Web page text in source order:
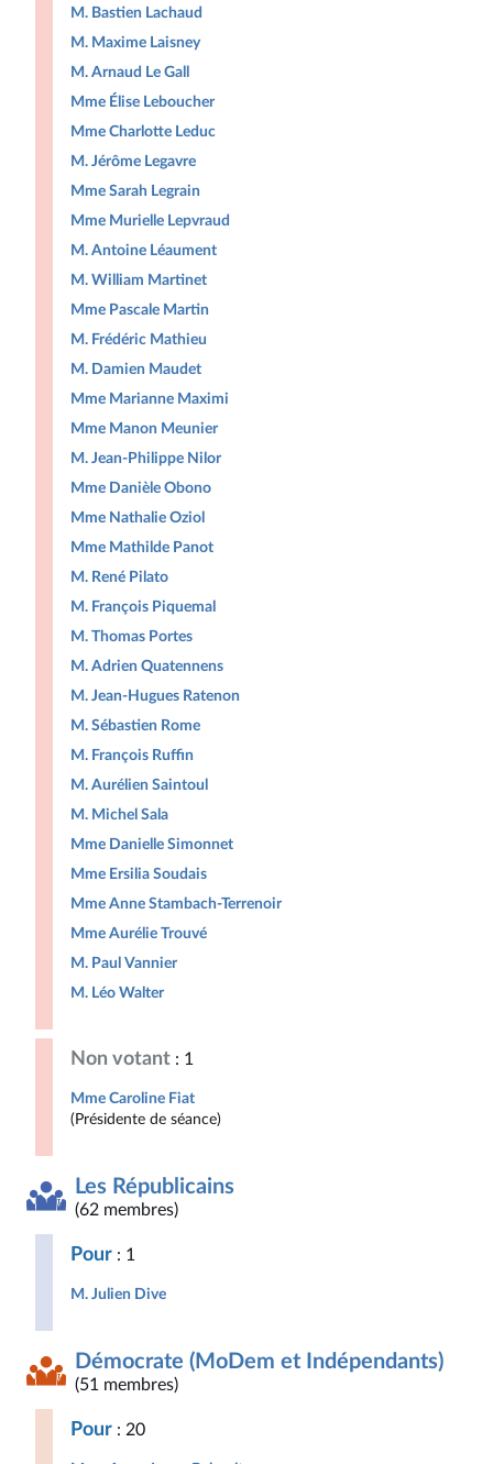
M. Bastien Lachaud
M. Maxime Laisney
M. Arnaud Le Gall
Mme Élise Leboucher
Mme Charlotte Leduc
M. Jérôme Legavre
Mme Sarah Legrain
Mme Murielle Lepvraud
M. Antoine Léaument
M. William Martinet
Mme Pascale Martin
M. Frédéric Mathieu
M. Damien Maudet
Mme Marianne Maximi
Mme Manon Meunier
M. Jean-Philippe Nilor
Mme Danièle Obono
Mme Nathalie Oziol
Mme Mathilde Panot
M. René Pilato
M. François Piquemal
M. Thomas Portes
M. Adrien Quatennens
M. Jean-Hugues Ratenon
M. Sébastien Rome
M. François Ruffin
M. Aurélien Saintoul
M. Michel Sala
Mme Danielle Simonnet
Mme Ersilia Soudais
Mme Anne Stambach-Terrenoir
Mme Aurélie Trouvé
M. Paul Vannier
M. Léo Walter
Non votant : 1
Mme Caroline Fiat
(Présidente de séance)
Les Républicains
(62 membres)
Pour : 1
M. Julien Dive
Démocrate (MoDem et Indépendants)
(51 membres)
Pour : 20